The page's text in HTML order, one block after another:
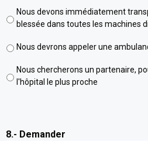
Nous devons immédiatement
blessée dans toutes les machines
Nous devrons appeler une
Nous chercherons un partenaire,
l'hôpital le plus proche
8.- Demander